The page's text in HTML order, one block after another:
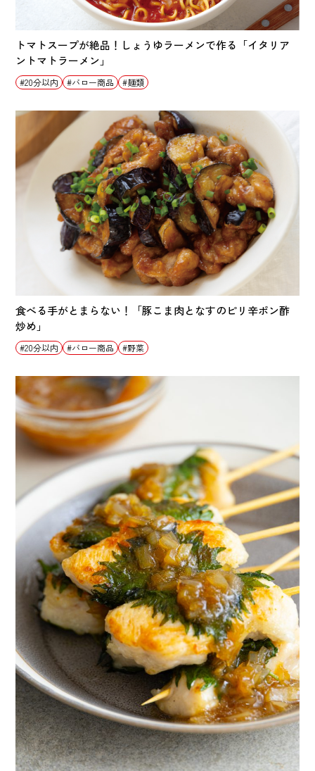
トマトスープが絶品！しょうゆラーメンで作る「イタリア
ントマトラーメン」
20分以内 バロー商品 麺類
食べる手がとまらない！「豚こま肉となすのピリ辛ポン酢
炒め」
20分以内 バロー商品 野菜